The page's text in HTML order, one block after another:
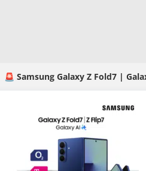
🚨 Samsung Galaxy Z Fold7 |